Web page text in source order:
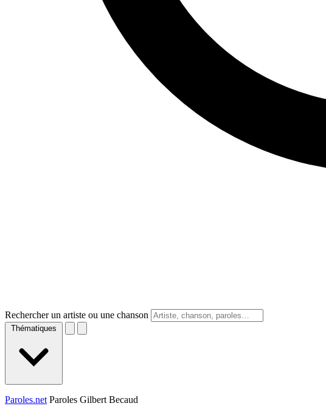
Rechercher un artiste ou une chanson
Thématiques
Paroles.net Paroles Gilbert Becaud